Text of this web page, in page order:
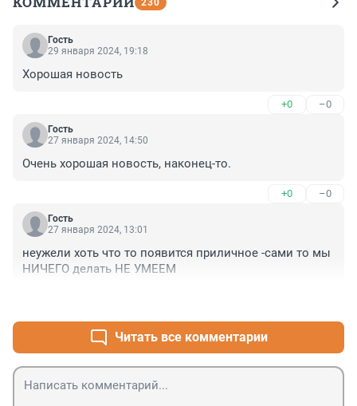
230
Гость
29 января 2024, 19:18
Хорошая новость
+0 –0
Гость
27 января 2024, 14:50
Очень хорошая новость, наконец-то.
+0 –0
Гость
27 января 2024, 13:01
неужели хоть что то появится приличное -сами то мы
НИЧЕГО делать НЕ УМЕЕМ
Читать все комментарии